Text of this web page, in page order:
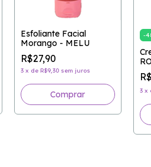
Esfoliante Facial
Morango - MELU
R$27,90
3 x de R$9,30 sem juros
-
3 x